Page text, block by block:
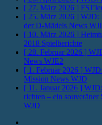
[ 27. März 2026 ]
[ 25. März 2026 ] WJD:
der D-Mädels News
[ 10. März 2026 ]
2018 Spielberichte
[ 28. Februar 2026 ]
News WJE2
[ 1. Februar 2026 ]
Mission News WJD
[ 11. Januar 2026 ]
richten – ein souveräner
WJD